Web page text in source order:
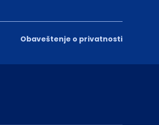
Obaveštenje o privatnosti